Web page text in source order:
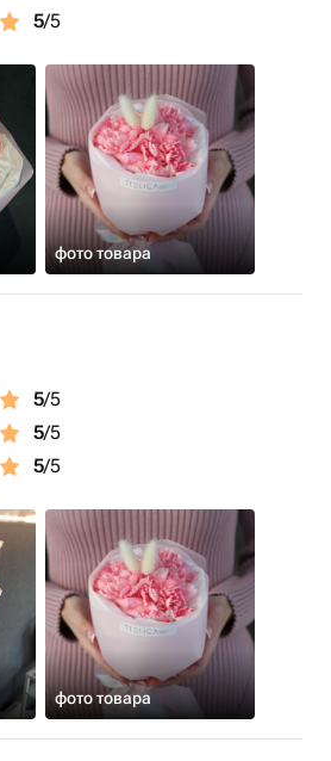
5/5
фото товара
5/5
5/5
5/5
фото товара